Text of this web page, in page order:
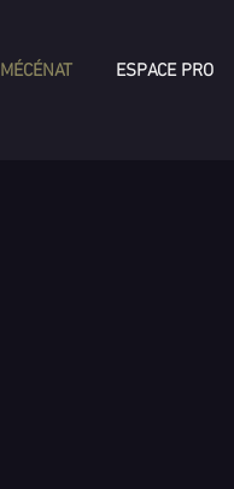
MÉCÉNAT ESPACE PRO